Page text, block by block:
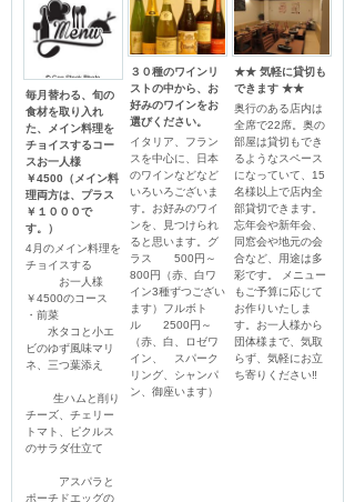
毎月替わる、旬の
食材を取り入れ
た、メイン料理を
チョイスするコー
スお一人様
￥4500（メイン料
理両方は、プラス
￥１０００で
す。）
4月のメイン料理を
チョイスする
お一人様
￥4500のコース
・前菜
水タコと小エ
ビのゆず風味マリ
ネ、三つ葉添え
生ハムと削り
チーズ、チェリー
トマト、ピクルス
のサラダ仕立て
アスパラと
ポーチドエッグの
３０種のワインリ
ストの中から、お
好みのワインをお
選びください。
イタリア、フラン
スを中心に、日本
のワインなどなど
いろいろございま
す。お好みのワイ
ンを、見つけられ
ると思います。グ
ラス　　500円～
800円（赤、白ワ
イン3種ずつござい
ます）フルボト
ル　　2500円～
（赤、白、ロゼワ
イン、　スパーク
リング、シャンパ
ン、御座います）
★★ 気軽に貸切も
できます ★★
奥行のある店内は
全席で22席。奥の
部屋は貸切もでき
るようなスペース
になっていて、15
名様以上で店内全
部貸切できます。
忘年会や新年会、
同窓会や地元の会
合など、用途は多
彩です。 メニュー
もご予算に応じて
お作りいたしま
す。お一人様から
団体様まで、気取
らず、気軽にお立
ち寄りください‼️